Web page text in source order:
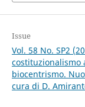
Issue
Vol. 58 No. SP2
costituzionalismo
biocentrismo.
cura di D.